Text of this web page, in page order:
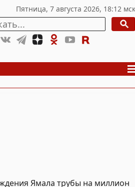
Ямала трубы на миллион